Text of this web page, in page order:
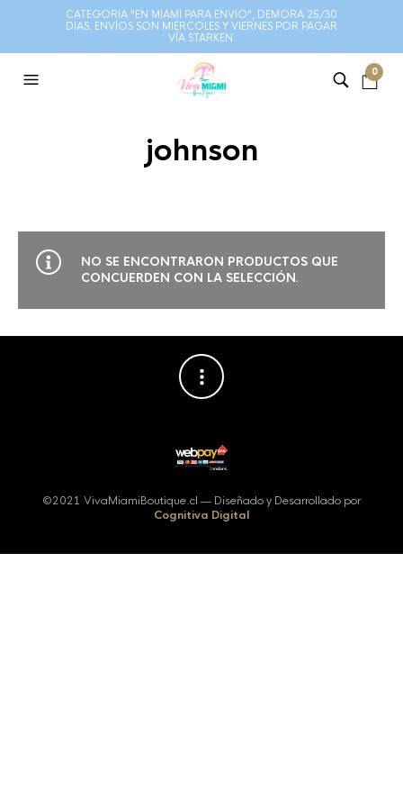
CATEGORIA "EN MIAMI PARA ENVIO", DEMORA 25/30
DIAS. ENVÍOS SON MIÉRCOLES Y VIERNES POR PAGAR
VÍA STARKEN.
0
johnson
NO SE ENCONTRARON PRODUCTOS QUE
CONCUERDEN CON LA SELECCIÓN.
©2021 VivaMiamiBoutique.cl — Diseñado y Desarrollado por
Cognitiva Digital